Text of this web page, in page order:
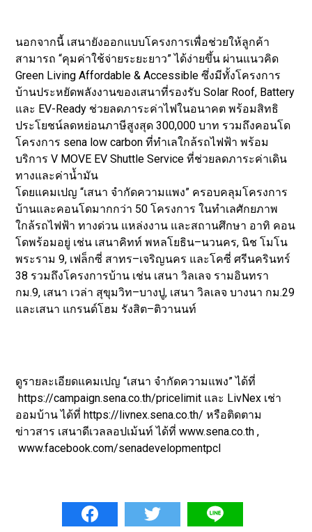
นอกจากนี้ เสนายังออกแบบโครงการเพื่อช่วยให้ลูกค้า
สามารถ “คุมค่าใช้จ่ายระยะยาว” ได้ง่ายขึ้น ผ่านแนวคิด
Green Living Affordable & Accessible ซึ่งมีทั้งโครงการ
บ้านประหยัดพลังงานของเสนาที่รองรับ Solar Roof, Battery
และ EV-Ready ช่วยลดภาระค่าไฟในอนาคต พร้อมสิทธิ
ประโยชน์ลดหย่อนภาษีสูงสุด 300,000 บาท รวมถึงคอนโด
โครงการ sena low carbon ที่ทำเลใกล้รถไฟฟ้า พร้อม
บริการ V MOVE EV Shuttle Service ที่ช่วยลดภาระค่าเดิน
ทางและค่าน้ำมัน
โดยแคมเปญ “เสนา จำกัดความแพง” ครอบคลุมโครงการ
บ้านและคอนโดมากกว่า 50 โครงการ ในทำเลศักยภาพ
ใกล้รถไฟฟ้า ทางด่วน แหล่งงาน และสถานศึกษา อาทิ คอน
โดพร้อมอยู่ เช่น เสนาคิทท์ พหลโยธิน–นวนคร, นิช โมโน
พระราม 9, เฟล็กซี่ สาทร–เจริญนคร และโคซี่ ศรีนครินทร์
38 รวมถึงโครงการบ้าน เช่น เสนา วิลเลจ รามอินทรา
กม.9, เสนา เวล่า สุขุมวิท–บางปู, เสนา วิลเลจ บางนา กม.29
และเสนา แกรนด์โฮม รังสิต–ติวานนท์
ดูรายละเอียดแคมเปญ “เสนา จำกัดความแพง” ได้ที่
https://campaign.sena.co.th/pricelimit และ LivNex เช่า
ออมบ้าน ได้ที่ https://livnex.sena.co.th/ หรือติดตาม
ข่าวสาร เสนาดีเวลลอปเม้นท์ ได้ที่ www.sena.co.th ,
www.facebook.com/senadevelopmentpcl